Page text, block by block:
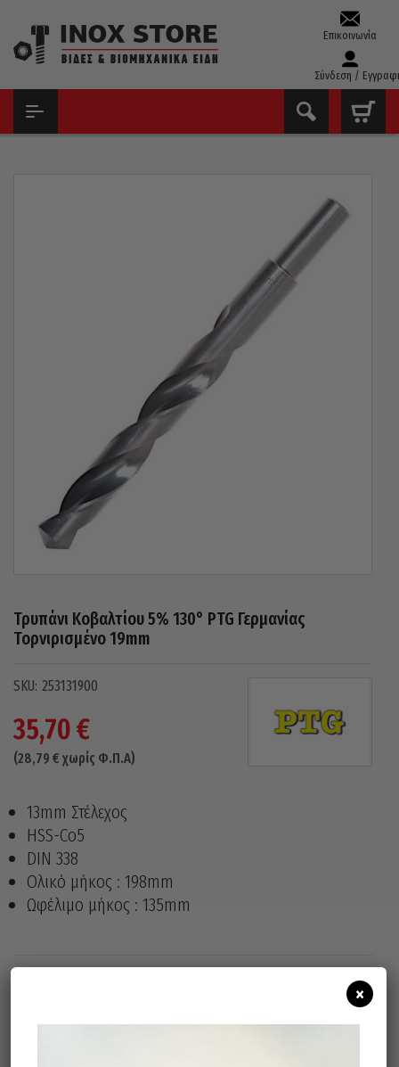
Επικοινωνία
Σύνδεση /
ΤΡΥΠΆΝΙ ΚΟΒΑΛΤΊΟΥ 5% 130° PTG ΓΕΡΜΑΝΊΑΣ ΤΟΡΝΙΡΙΣΜΈΝΟ
Τρυπάνι Κοβαλτίου 5% 130° PTG Γερμανίας
Τορνιρισμένο 19mm
253131900
35,70€
(28,79 € χωρίς Φ.Π.Α)
13mm Στέλεχος
HSS-Co5
DIN 338
Ολικό μήκος : 198mm
Ωφέλιμο μήκος : 135mm
×